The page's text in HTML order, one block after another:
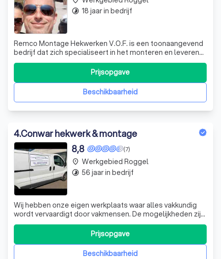
Remco Montage Hekwerken V.O.F. is een toonaangevend
bedrijf dat zich specialiseert in het monteren en leveren
van diverse soorten hekwerken, schuttingen, poorten,
sierhekwerken, priëlen, tuinhuizen en aluminium
overkappingen. Wij zijn trots op onze reputatie voor
kwaliteit en klanttevredenheid, en w
Beschikbaarheid
Prijsopgave
timelapse 18 jaar in bedrijf
4.Conwar hekwerk & montage
(7)
8,8
Wij hebben onze eigen werkplaats waar alles vakkundig
wordt vervaardigt door vakmensen. De mogelijkheden zijn
zeer divers,hebt u een eigen ontwerp of kiest u een
product uit onze catalogus wij kunnen in principe elk
model (sier)hekwerk of (sier)poort voor u op maat maken.
Wij bieden voor iedere kBeschikbaarheid
Prijsopgave
place Werkgebied Roggel
timelapse 56 jaar in bedrijf